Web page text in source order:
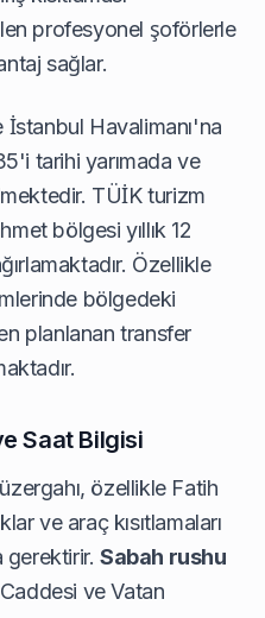
profesyonel şoförlerle
sağlar.
Havalimanı'na
tarihi yarımada ve
TÜİKturizm
bölgesi yıllık 12
Özellikle
bölgedeki
planlanan transfer
Saat Bilgisi
özellikle Fatih
ve araç kısıtlamaları
gerektirir.Sabah rushu
ve Vatan